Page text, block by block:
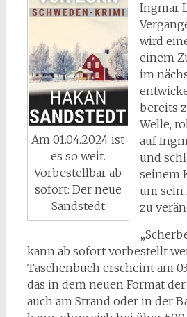
Am 01.04.2024 ist
es so weit.
Vorbestellbar ab
sofort: Der neue
Sandstedt
Ingmar
wird
einem
im
bereits
Welle,
auf
und
seinem
um
zu
kann ab sofort vorbestellt
Taschenbuch erscheint am
das in dem neuen Format der
auch am Strand oder in der